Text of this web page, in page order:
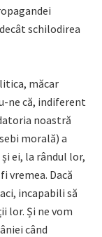
schilodirea
măcar
ne că, indiferent
noastră
morală) a
ei, la rândul lor,
vremea. Dacă
incapabili să
lor. Și ne vom
când